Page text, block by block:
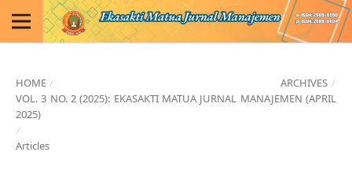
HOME / ARCHIVES /
VOL. 3 NO. 2 (2025): EKASAKTI MATUA JURNAL MANAJEMEN (APRIL
2025)
/
Articles